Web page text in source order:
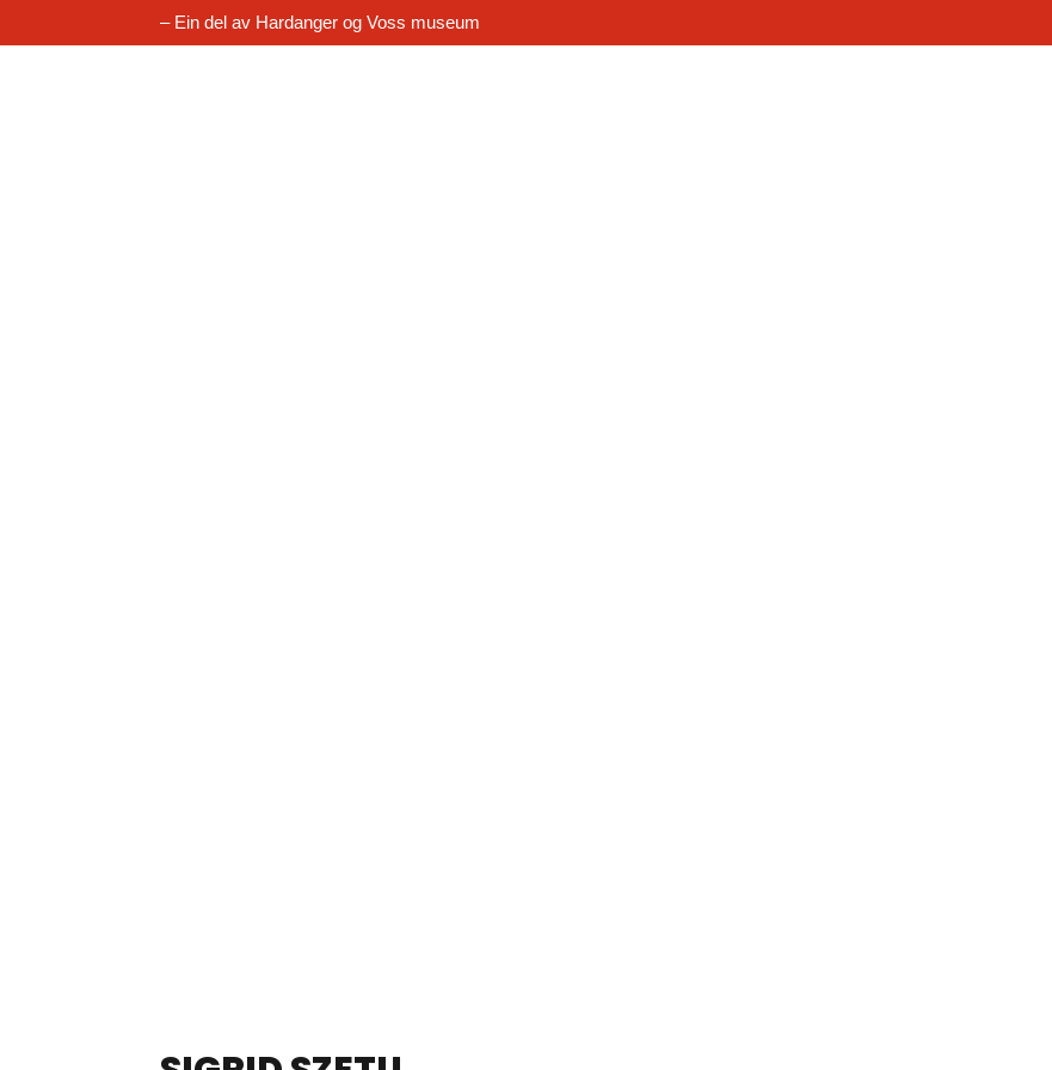
– Ein del av Hardanger og Voss museum